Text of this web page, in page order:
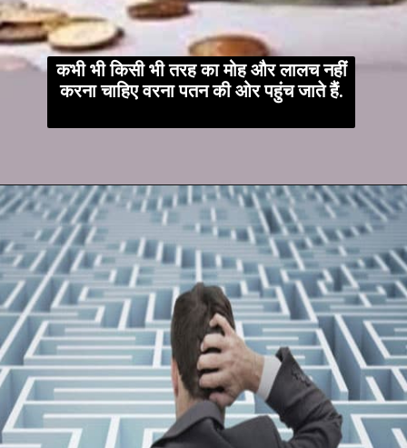
कभी भी किसी भी तरह का मोह और लालच नहीं
करना चाहिए वरना पतन की ओर पहुंच जाते हैं.